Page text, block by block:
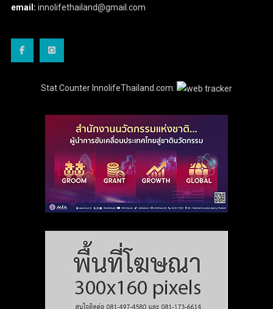
email: innolifethailand@gmail.com
Stat Counter InnolifeThailand.com: